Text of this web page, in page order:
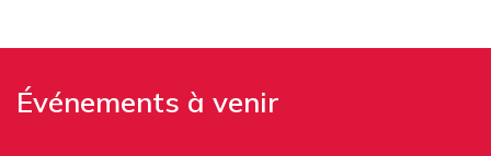
Événements à venir